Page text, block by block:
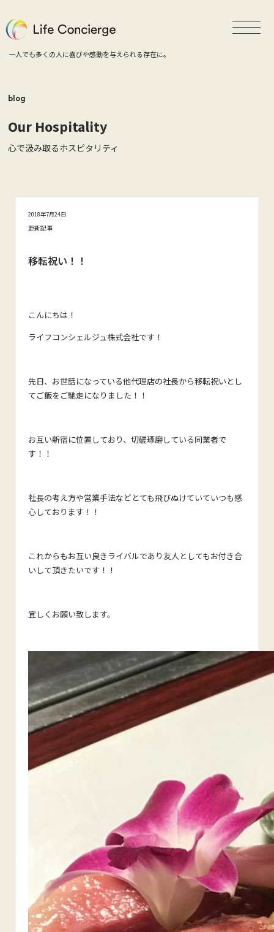
一人でも多くの人に喜びや感動を与えられる存在に。
blog
Our Hospitality
心で汲み取るホスピタリティ
2018年7月24日
更新記事
移転祝い！！
こんにちは！
ライフコンシェルジュ株式会社です！
先日、お世話になっている他代理店の社長から移転祝いとし
てご飯をご馳走になりました！！
お互い新宿に位置しており、切磋琢磨している同業者で
す！！
社長の考え方や営業手法などとても飛びぬけていていつも感
心しております！！
これからもお互い良きライバルであり友人としてもお付き合
いして頂きたいです！！
宜しくお願い致します。